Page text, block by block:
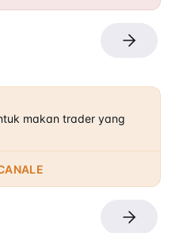
makan trader yang